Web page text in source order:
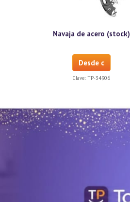
Navaja de acero (stock)
Desde c
Clave:TP-34906